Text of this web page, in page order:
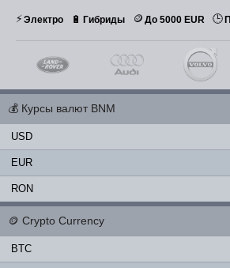
⚡Электро 🔋 Гибриды 🪙 До 5000 EUR 🕒
💰 Курсы валют BNM
USD
EUR
RON
🪙 Crypto Currency
BTC